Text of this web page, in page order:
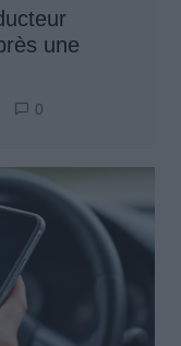
une
0